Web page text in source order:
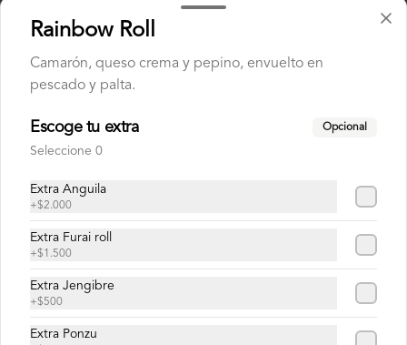
Diego Roll
Doctor Roll
$8.500
Rainbow Roll
Camarón, queso crema y pepino, envuelto en
pescado y palta.
Escoge tu extra Opcional
Seleccione 0
Extra Anguila
+$2.000
Extra Furai roll
+$1.500
Extra Jengibre
+$500
Extra Ponzu